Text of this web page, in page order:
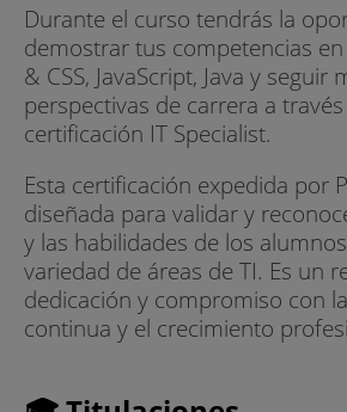
Durante el curso tendrás la
demostrar tus competencias
& CSS, JavaScript, Java y
perspectivas de carrera a
certificación IT Specialist.
Esta certificación expedida por
diseñada para validar y
y las habilidades de los
variedad de áreas de TI. Es un
dedicación y compromiso con
continua y el crecimiento